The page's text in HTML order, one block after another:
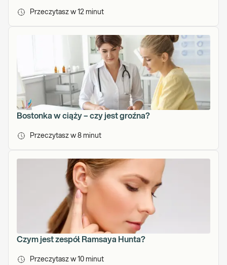
Przeczytasz w 12 minut
Bostonka w ciąży – czy jest groźna?
Przeczytasz w 8 minut
Czym jest zespół Ramsaya Hunta?
Przeczytasz w 10 minut